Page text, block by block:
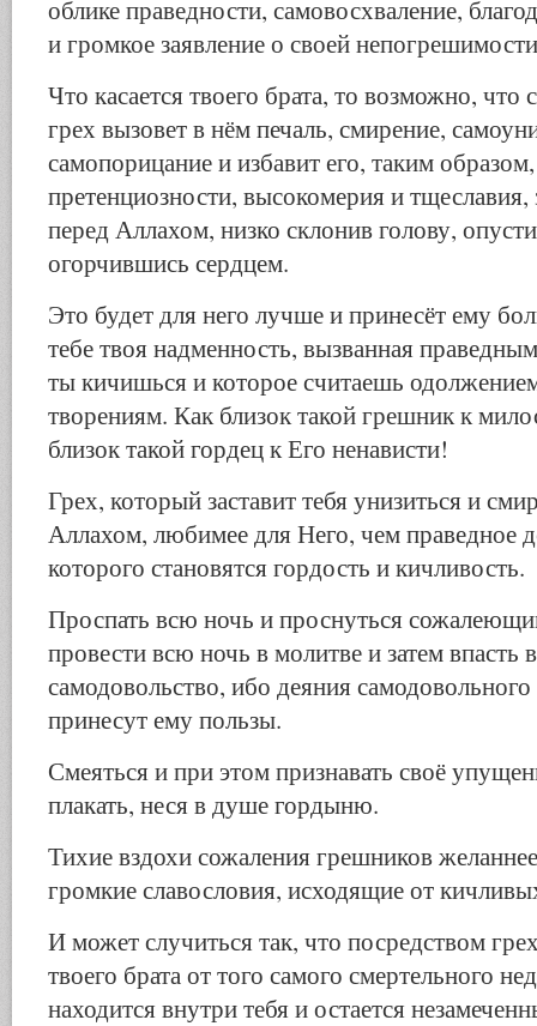
облике праведности, самовосхваление,
и громкое заявление о своей
Что касается твоего брата, то возможно,
грех вызовет в нём печаль, смирение,
самопорицание и избавит его, таким
претенциозности, высокомерия и тщеславия,
перед Аллахом, низко склонив голову,
огорчившись сердцем.
Это будет для него лучше и принесёт ему
тебе твоя надменность, вызванная
ты кичишься и которое считаешь
творениям. Как близок такой грешник к
близок такой гордец к Его ненависти!
Грех, который заставит тебя унизиться и
Аллахом, любимее для Него, чем праведное
которого становятся гордость и кичливость.
Проспать всю ночь и проснуться
провести всю ночь в молитве и затем впасть
самодовольство, ибо деяния
принесут ему пользы.
Смеяться и при этом признавать своё
плакать, неся в душе гордыню.
Тихие вздохи сожаления грешников
громкие славословия, исходящие от
И может случиться так, что посредством
твоего брата от того самого смертельного
находится внутри тебя и остается